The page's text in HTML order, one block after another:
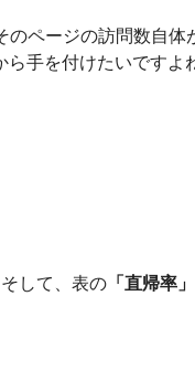
のページの訪問数自体
ら手を付けたいですよ
して、表の 「直帰率